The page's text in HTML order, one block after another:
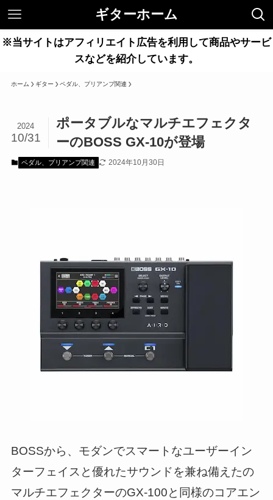
ギターホーム
※当サイトはアフィリエイト広告を利用して商品やサービ
スなどを紹介しています。
ホーム ギター ペダル、プリアンプ関連
ポータブルなマルチエフェクタ
ーのBOSS GX-10が登場
2024
10/31
ペダル、プリアンプ関連 2024年10月30日
BOSSから、モダンでスマートなユーザーイン
ターフェイスと優れたサウンドを兼ね備えたの
マルチエフェクターのGX-100と同様のコアエン